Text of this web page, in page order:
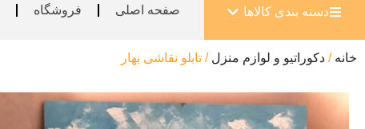
دسته بندی کالاها باز کردن دسته بندی کالاها
صفحه اصلی فروشگاه
خانه / دکوراتیو و لوازم منزل / تابلو نقاشی بهار